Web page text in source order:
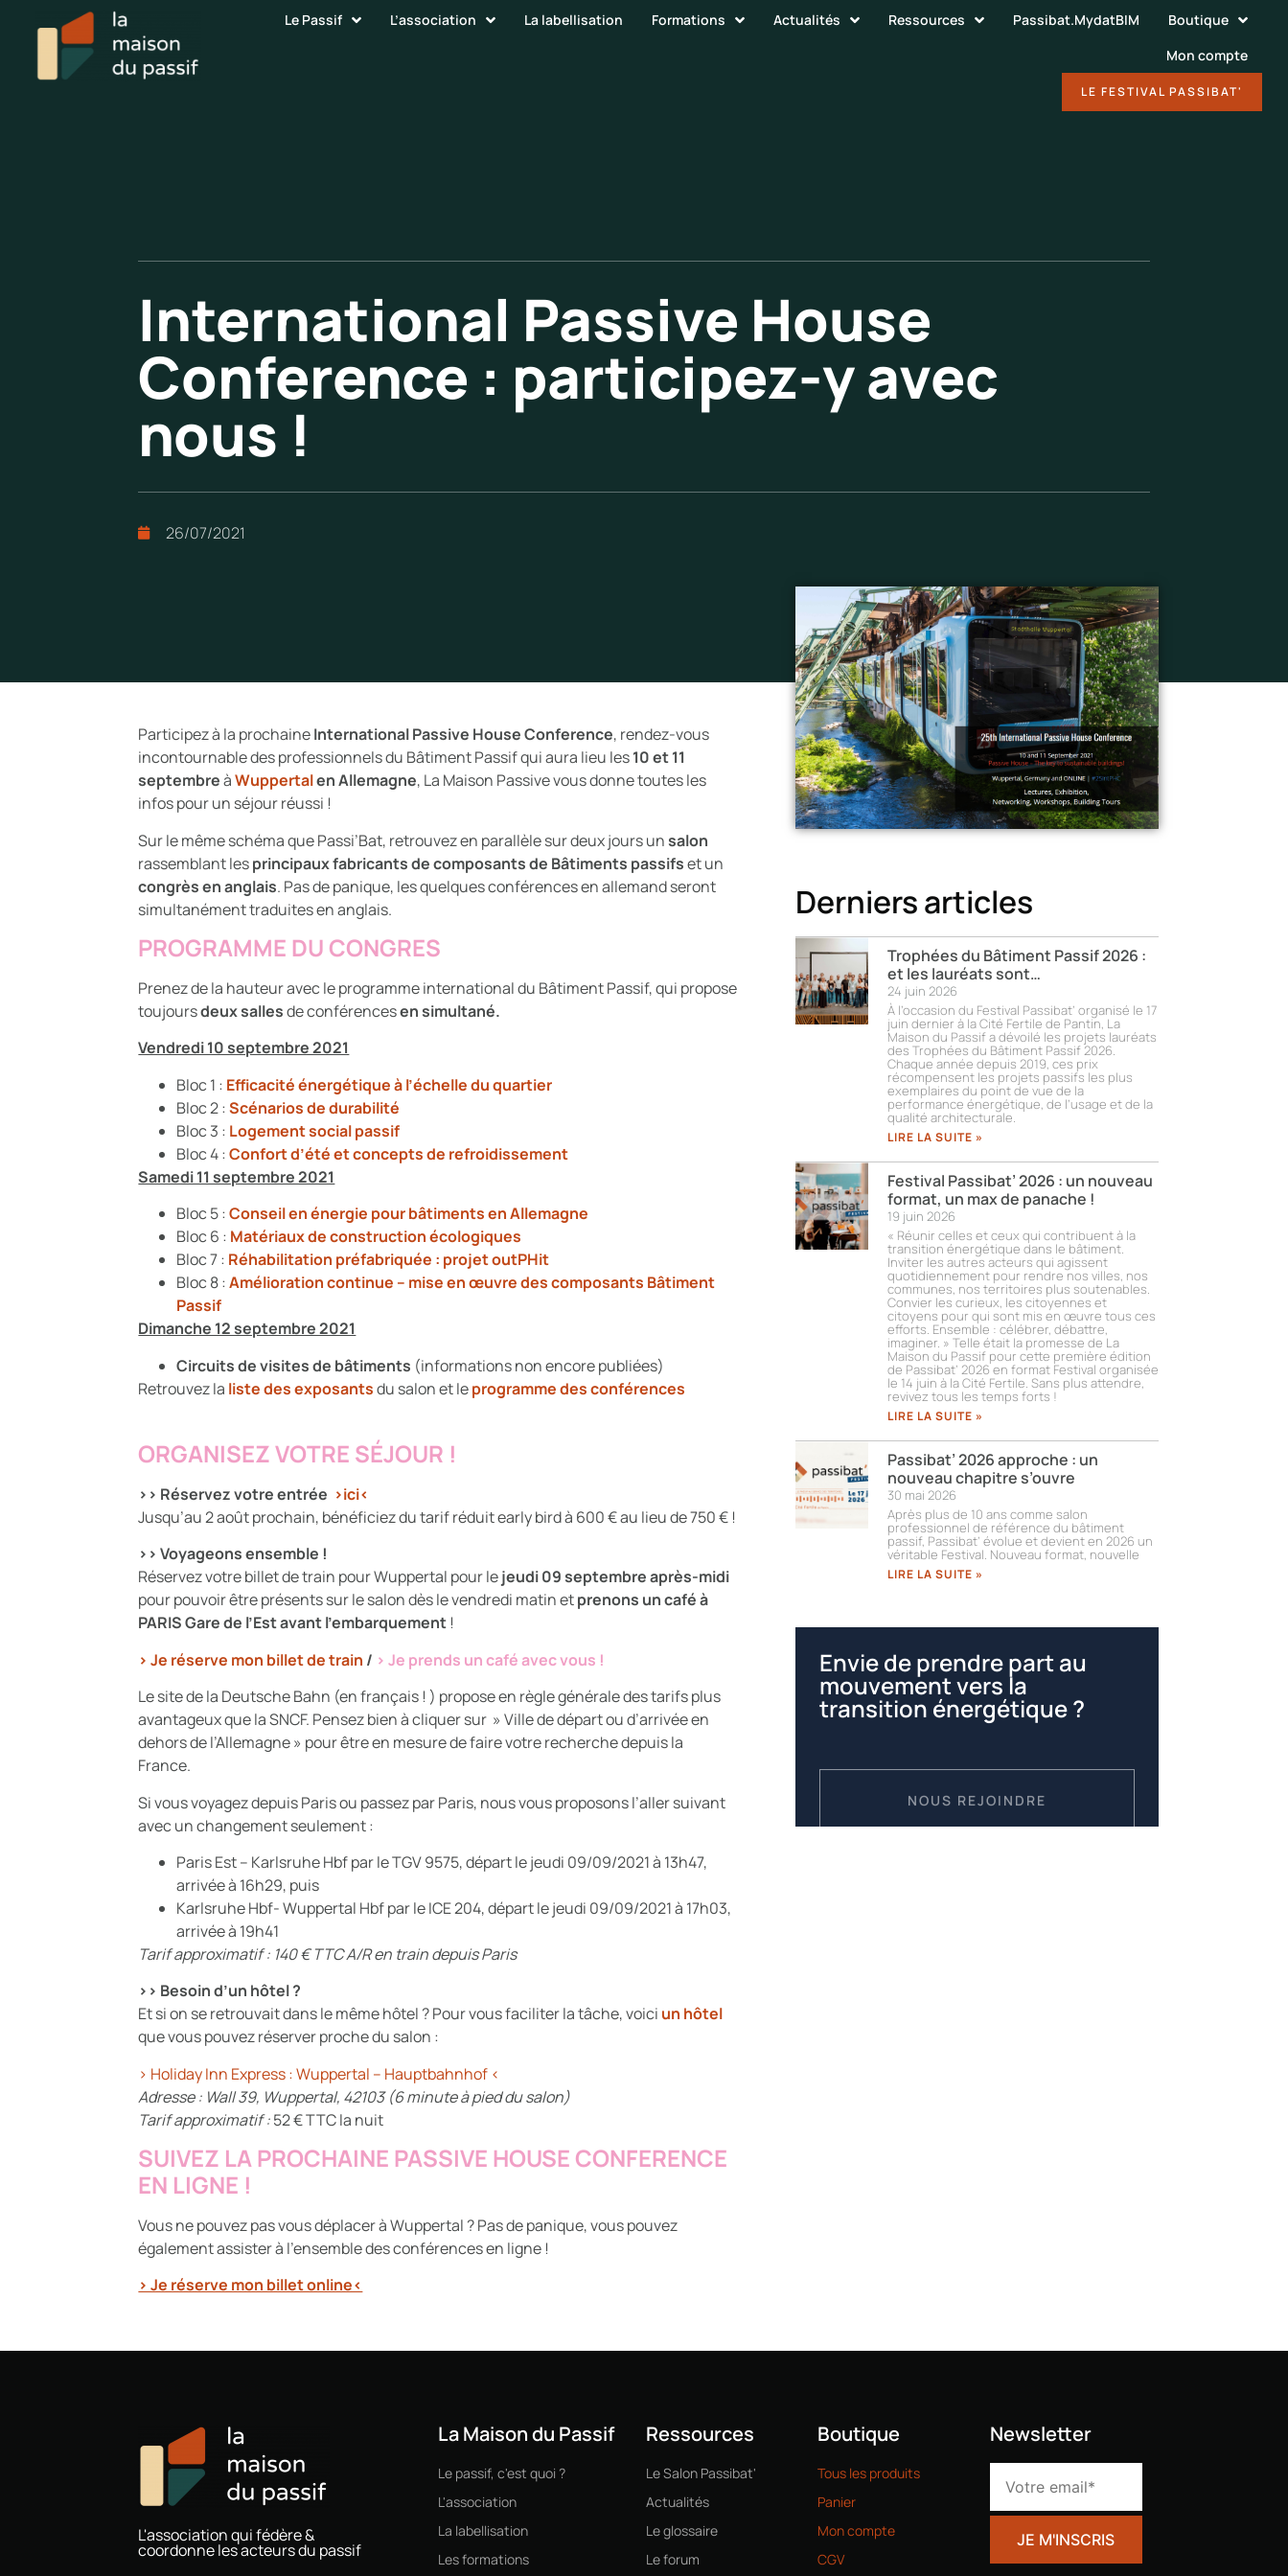
Le Passif L’association La labellisation Formations Actualités Ressources Passibat.MydatBIM
Boutique
Mon compte
LE FESTIVAL PASSIBAT'
International Passive House
Conference : participez-y avec
nous !
26/07/2021
Participez à la prochaineInternational Passive House Conference, rendez-vous
incontournable des professionnels du Bâtiment Passif qui aura lieu les10 et 11
septembreàWuppertalen Allemagne, La Maison Passive vous donne toutes les
infos pour un séjour réussi !
Sur le même schéma que Passi’Bat, retrouvez en parallèle sur deux jours unsalon
rassemblant lesprincipaux fabricants de composants de Bâtiments passifset un
congrès en anglais. Pas de panique, les quelques conférences en allemand seront
simultanément traduites en anglais.
PROGRAMME DU CONGRES
Prenez de la hauteur avec le programme international du Bâtiment Passif, qui propose
toujoursdeux sallesde conférencesen simultané.
Vendredi 10 septembre 2021
Bloc 1 : Efficacité énergétique à l’échelle du quartier
Bloc 2 :Scénarios de durabilité
Bloc 3 : Logement social passif
Bloc 4 :Confort d’été et concepts de refroidissement
Samedi 11 septembre 2021
Bloc 5 :Conseil en énergie pour bâtiments en Allemagne
Bloc 6 : Matériaux de construction écologiques
Bloc 7 : Réhabilitation préfabriquée : projet outPHit
Bloc 8 :Amélioration continue – mise en œuvre des composants Bâtiment
Passif
Dimanche 12 septembre 2021
Circuits de visites de bâtiments (informations non encore publiées)
Retrouvez la liste des exposantsdu salon et leprogramme des conférences
ORGANISEZ VOTRE SÉJOUR !
>> Réservez votre entrée >ici<
Jusqu’au 2 août prochain, bénéficiez du tarif réduit early bird à 600 € au lieu de 750 € !
>> Voyageons ensemble !
Réservez votre billet de train pour Wuppertal pour lejeudi 09 septembre après-midi
pour pouvoir être présents sur le salon dès le vendredi matin etprenons un café à
PARIS Gare de l’Est avant l’embarquement !
> Je réserve mon billet de train / > Je prends un café avec vous !
Le site de la Deutsche Bahn (en français ! ) propose en règle générale des tarifs plus
avantageux que la SNCF. Pensez bien à cliquer sur » Ville de départ ou d’arrivée en
dehors de l’Allemagne » pour être en mesure de faire votre recherche depuis la
France.
Si vous voyagez depuis Paris ou passez par Paris, nous vous proposons l’aller suivant
avec un changement seulement :
Paris Est – Karlsruhe Hbf par le TGV 9575, départ le jeudi 09/09/2021 à 13h47,
arrivée à 16h29, puis
Karlsruhe Hbf- Wuppertal Hbf par le ICE 204, départ le jeudi 09/09/2021 à 17h03,
arrivée à 19h41
Tarif approximatif : 140 € TTC A/R en train depuis Paris
>> Besoin d’un hôtel ?
Et si on se retrouvait dans le même hôtel ? Pour vous faciliter la tâche, voici un hôtel
que vous pouvez réserver proche du salon :
> Holiday Inn Express : Wuppertal – Hauptbahnhof <
Adresse : Wall 39, Wuppertal, 42103(6 minute à pied du salon)
Tarif approximatif :52 € TTC la nuit
SUIVEZ LA PROCHAINE PASSIVE HOUSE CONFERENCE
EN LIGNE !
Vous ne pouvez pas vous déplacer à Wuppertal ? Pas de panique, vous pouvez
également assister à l’ensemble des conférences en ligne !
> Je réserve mon billet online<
Derniers articles
Trophées du Bâtiment Passif 2026 :
et les lauréats sont…
24 juin 2026
À l’occasion du Festival Passibat’ organisé le 17
juin dernier à la Cité Fertile de Pantin, La
Maison du Passif a dévoilé les projets lauréats
des Trophées du Bâtiment Passif 2026.
Chaque année depuis 2019, ces prix
récompensent les projets passifs les plus
exemplaires du point de vue de la
performance énergétique, de l’usage et de la
qualité architecturale.
LIRE LA SUITE »
Festival Passibat’ 2026 : un nouveau
format, un max de panache !
19 juin 2026
« Réunir celles et ceux qui contribuent à la
transition énergétique dans le bâtiment.
Inviter les autres acteurs qui agissent
quotidiennement pour rendre nos villes, nos
communes, nos territoires plus soutenables.
Convier les curieux, les citoyennes et
citoyens pour qui sont mis en œuvre tous ces
efforts. Ensemble : célébrer, débattre,
imaginer. » Telle était la promesse de La
Maison du Passif pour cette première édition
de Passibat’ 2026 en format Festival organisée
le 14 juin à la Cité Fertile. Sans plus attendre,
revivez tous les temps forts !​
LIRE LA SUITE »
Passibat’ 2026 approche : un
nouveau chapitre s’ouvre
30 mai 2026
Après plus de 10 ans comme salon
professionnel de référence du bâtiment
passif, Passibat’ évolue et devient en 2026 un
véritable Festival. Nouveau format, nouvelle
LIRE LA SUITE »
Envie de prendre part au
mouvement vers la
transition énergétique ?
L'association qui fédère &
coordonne les acteurs du passif
La Maison du Passif
Le passif, c'est quoi ?
L'association
La labellisation
Les formations
Ressources
Le Salon Passibat'
Actualités
Le glossaire
Le forum
Boutique
Tous les produits
Panier
Mon compte
CGV
Newsletter